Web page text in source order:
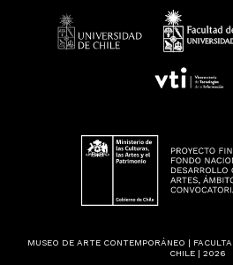
MUSEO DE ARTE CONTEMPORÁNEO |
CHILE | 2026